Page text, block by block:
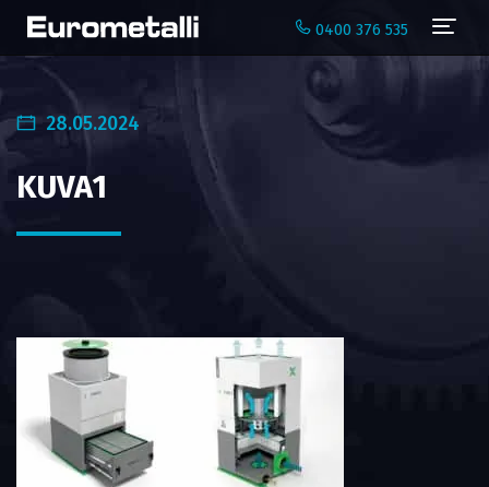
0400 376 535
28.05.2024
KUVA1